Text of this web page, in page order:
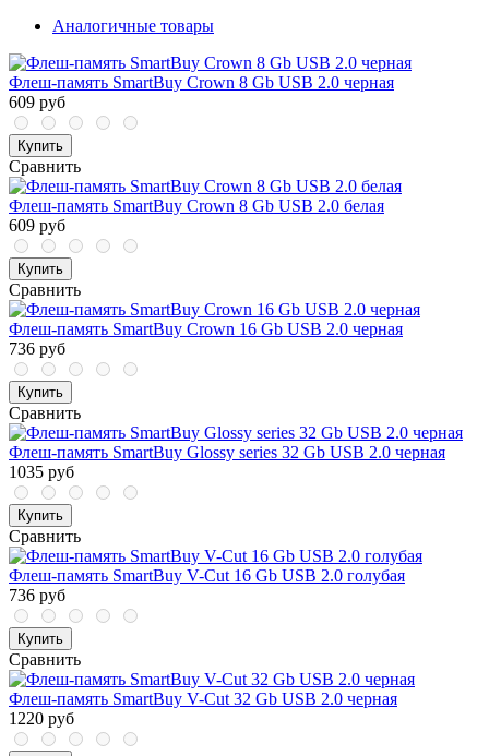
Аналогичные товары
Флеш-память SmartBuy Crown 8 Gb USB 2.0 черная
609 руб
Купить
Сравнить
Флеш-память SmartBuy Crown 8 Gb USB 2.0 белая
609 руб
Купить
Сравнить
Флеш-память SmartBuy Crown 16 Gb USB 2.0 черная
736 руб
Купить
Сравнить
Флеш-память SmartBuy Glossy series 32 Gb USB 2.0 черная
1035 руб
Купить
Сравнить
Флеш-память SmartBuy V-Cut 16 Gb USB 2.0 голубая
736 руб
Купить
Сравнить
Флеш-память SmartBuy V-Cut 32 Gb USB 2.0 черная
1220 руб